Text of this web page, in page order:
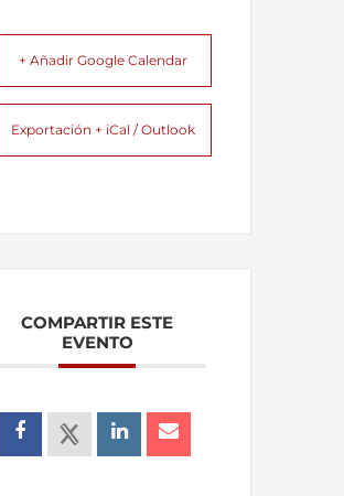
+ Añadir Google Calendar
Exportación + iCal / Outlook
COMPARTIR ESTE
EVENTO